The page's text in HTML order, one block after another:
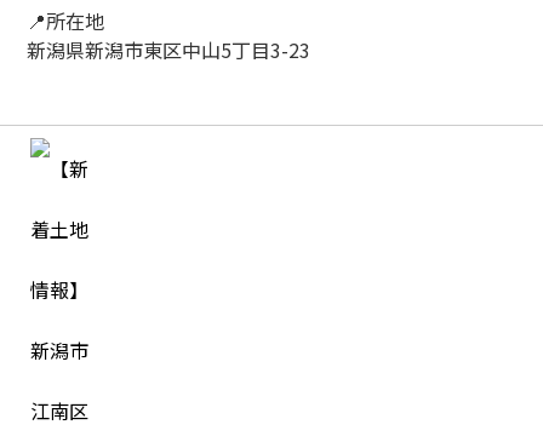
📍所在地
新潟県新潟市東区中山5丁目3-23